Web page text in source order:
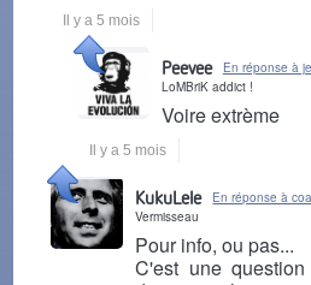
Il y a 5 mois
Peevee
En réponse à
LoMBriK addict !
Voire extrème
Il y a 5 mois
KukuLele
En réponse à
Vermisseau
Pour info, ou pas...
C'est une